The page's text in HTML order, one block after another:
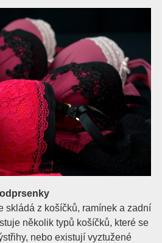
skládá z košíčků, ramínek a zadní
několik typů košíčků, které se
nebo existují vyztužené